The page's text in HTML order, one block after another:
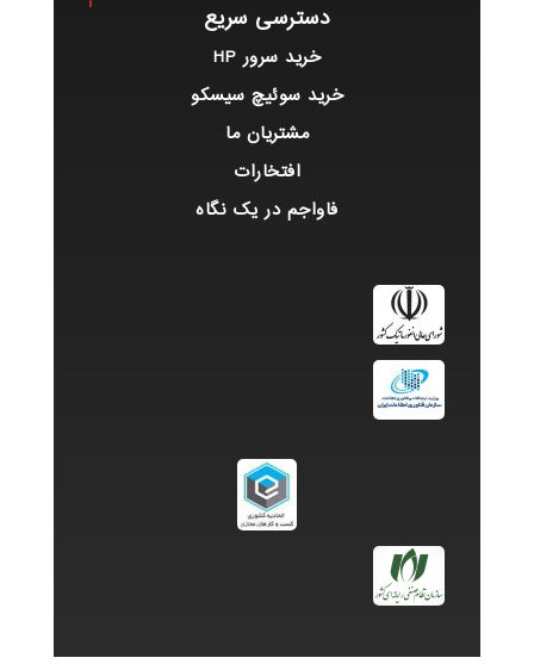
دسترسی سریع
خرید سرور HP
خرید سوئیچ سیسکو
مشتریان ما
افتخارات
فاواجم در یک نگاه